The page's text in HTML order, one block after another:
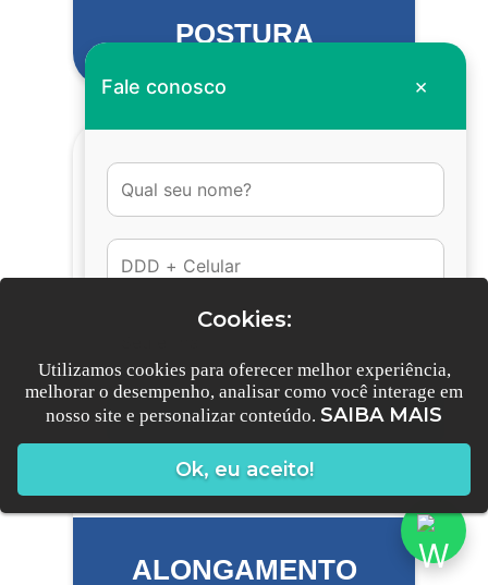
POSTURA
ALONGAMENTO
Cookies:
Utilizamos cookies para oferecer melhor experiência,
melhorar o desempenho, analisar como você interage em
nosso site e personalizar conteúdo. SAIBA MAIS
Ok, eu aceito!
Fale conosco ×
Conversar no Whatsapp